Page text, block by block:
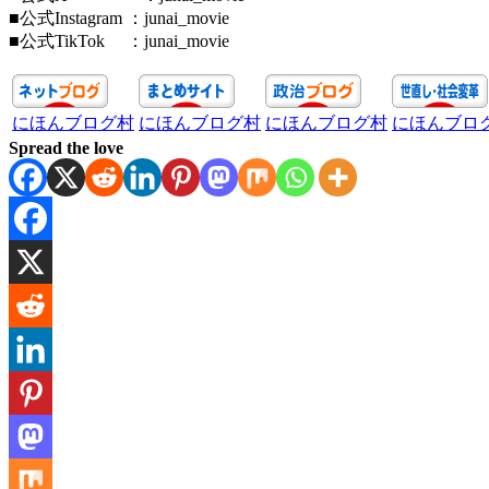
■公式Instagram ：junai_movie
■公式TikTok ：junai_movie
にほんブログ村 にほんブログ村 にほんブログ村 にほんブロ
Spread the love